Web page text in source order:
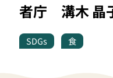
者庁 溝木 晶
SDGs 食